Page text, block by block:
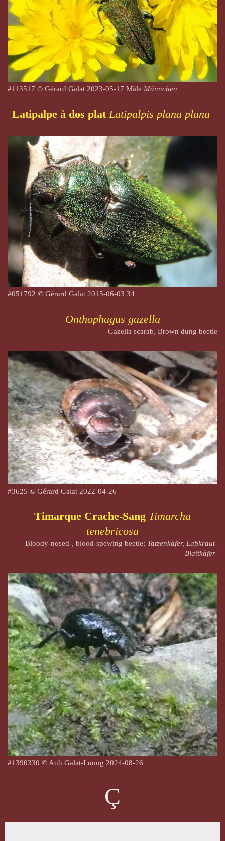
#113517 © Gérard Galat 2023-05-17 Mâle Männchen
Latipalpe à dos plat Latipalpis plana plana
#051792 © Gérard Galat 2015-06-03 34
Onthophagus gazella
Gazella scarab, Brown dung beetle
#3625 © Gérard Galat 2022-04-26
Timarque Crache-Sang Timarcha
tenebricosa
Bloody-nosed-, blood-spewing beetle; Tatzenkäfer, Labkraut-
Blattkäfer
#1390330 © Anh Galat-Luong 2024-08-26
Ç